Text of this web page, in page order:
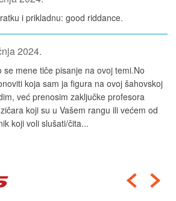
i prikladnu: good riddance.
2024.
se mene tiče pisanje na ovoj temi.No
koja sam ja figura na ovoj šahovskoj
već prenosim zaključke profesora
koji su u Vašem rangu ili većem od
koji voli slušati/čita...